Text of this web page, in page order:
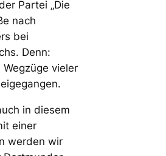
Partei „Die
nach
bei
Denn:
vieler
in diesem
einer
werden wir